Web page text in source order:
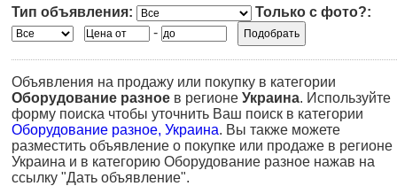
Тип объявления:
Только с фото?:
-
Объявления на продажу или покупку в категории
Оборудование разное в регионе Украина. Используйте
форму поиска чтобы уточнить Ваш поиск в категории
Оборудование разное, Украина. Вы также можете
разместить объявление о покупке или продаже в регионе
Украина и в категорию Оборудование разное нажав на
ссылку "Дать объявление".